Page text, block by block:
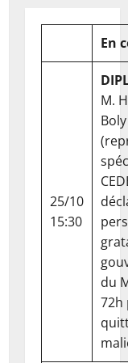
En
25/10
15:30
M.
Boly
du
72h